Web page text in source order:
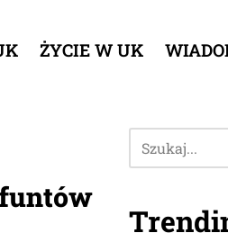
ŻYCIE W UK